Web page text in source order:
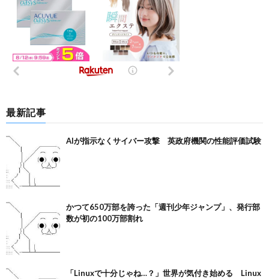
最新記事
AIが指示なくサイバー攻撃 英政府機関の性能評価試験
かつて650万部を誇った「週刊少年ジャンプ」、発行部
数が初の100万部割れ
「Linuxで十分じゃね…？」世界が気付き始める Linux